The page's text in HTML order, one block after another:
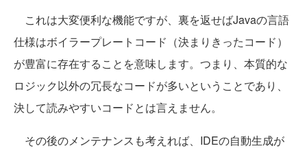
これは大変便利な機能ですが、裏を返せばJavaの言語
仕様はボイラープレートコード（決まりきったコード）
が豊富に存在することを意味します。つまり、本質的な
ロジック以外の冗長なコードが多いということであり、
決して読みやすいコードとは言えません。
その後のメンテナンスも考えれば、IDEの自動生成が